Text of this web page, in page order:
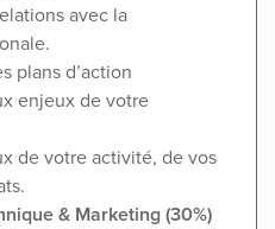
avec la
plans d’action
enjeux de votre
de votre activité, de vos
& Marketing (30%)